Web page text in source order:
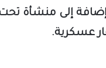
إلى منشأة تحت
عسكرية.